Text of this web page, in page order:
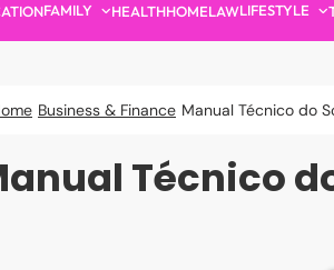
FAMILY HEALTHHOMELAWLIFESTYLE
Business & Finance Manual Técnico do
Técnico